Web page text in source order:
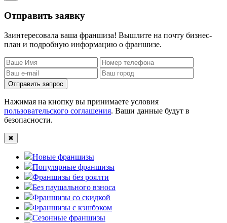
Отправить заявку
Заинтересовала ваша франшиза! Вышлите на почту бизнес-
план и подробную информацию о франшизе.
Отправить запрос
Нажимая на кнопку вы принимаете условия
пользовательского соглашения. Ваши данные будут в
безопасности.
✖
Новые франшизы
Популярные франшизы
Франшизы без роялти
Без паушального взноса
Франшизы со скидкой
Франшизы с кэшбэком
Сезонные франшизы